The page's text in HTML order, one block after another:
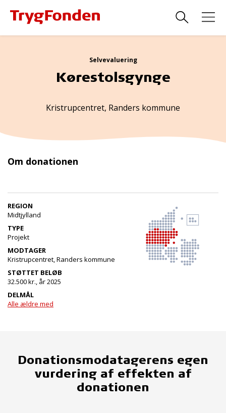
Selvevaluering
Kørestolsgynge
Kristrupcentret, Randers kommune
Om donationen
REGION
Midtjylland
TYPE
Projekt
MODTAGER
Kristrupcentret, Randers kommune
STØTTET BELØB
32.500 kr., år 2025
DELMÅL
Alle ældre med
Donationsmodatagerens egen
vurdering af effekten af
donationen